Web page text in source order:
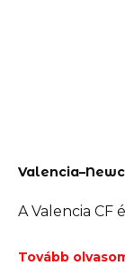
A Valencia CF
Tovább